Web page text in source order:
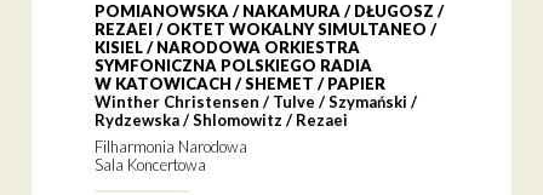
POMIANOWSKA / NAKAMURA / DŁUGOSZ /
REZAEI / OKTET WOKALNY SIMULTANEO /
KISIEL / NARODOWA ORKIESTRA
SYMFONICZNA POLSKIEGO RADIA
W KATOWICACH / SHEMET / PAPIER
Winther Christensen / Tulve / Szymański /
Rydzewska / Shlomowitz / Rezaei
Filharmonia Narodowa
Sala Koncertowa